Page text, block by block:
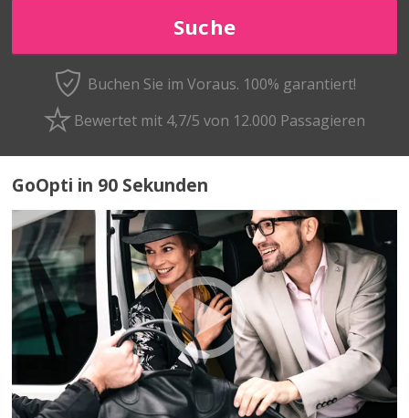
Buchen Sie im Voraus. 100% garantiert!
Bewertet mit 4,7/5 von 12.000 Passagieren
GoOpti in 90 Sekunden